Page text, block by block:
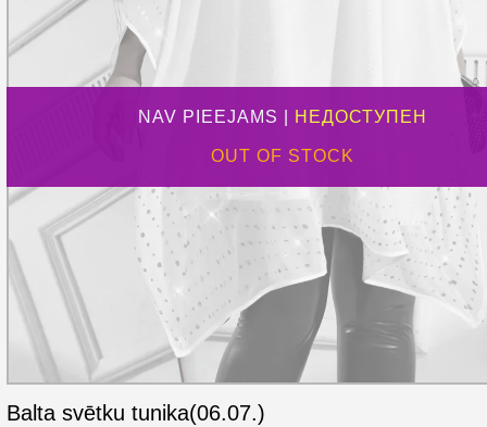
NAV PIEEJAMS | НЕДОСТУПЕН
OUT OF STOCK
Balta svētku tunika(06.07.)